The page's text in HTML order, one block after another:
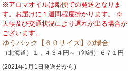
※アロマオイルは船便での発送となりま
す。お届けに１週間程度掛かります。 ※
天候及び交通状況により遅れが出る場合が
ございます。
ゆうパック【６０サイズ】の場合
（北海道）１，４３４円～（沖縄）６７１円
(2021年1月1日発送分から)